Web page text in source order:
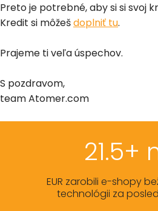
Preto je potrebné, aby si si svoj
Kredit si môžešdoplniť tu.
Prajeme ti veľa úspechov.
S pozdravom,
team Atomer.com
21.5+
EUR zarobili e-shopy
technológii za